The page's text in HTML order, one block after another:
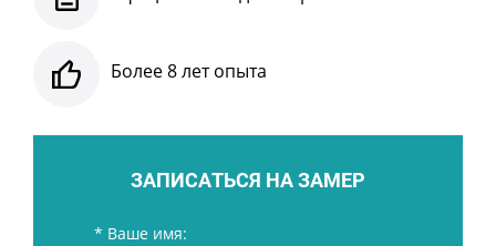
Более 8 лет опыта
ЗАПИСАТЬСЯ НА ЗАМЕР